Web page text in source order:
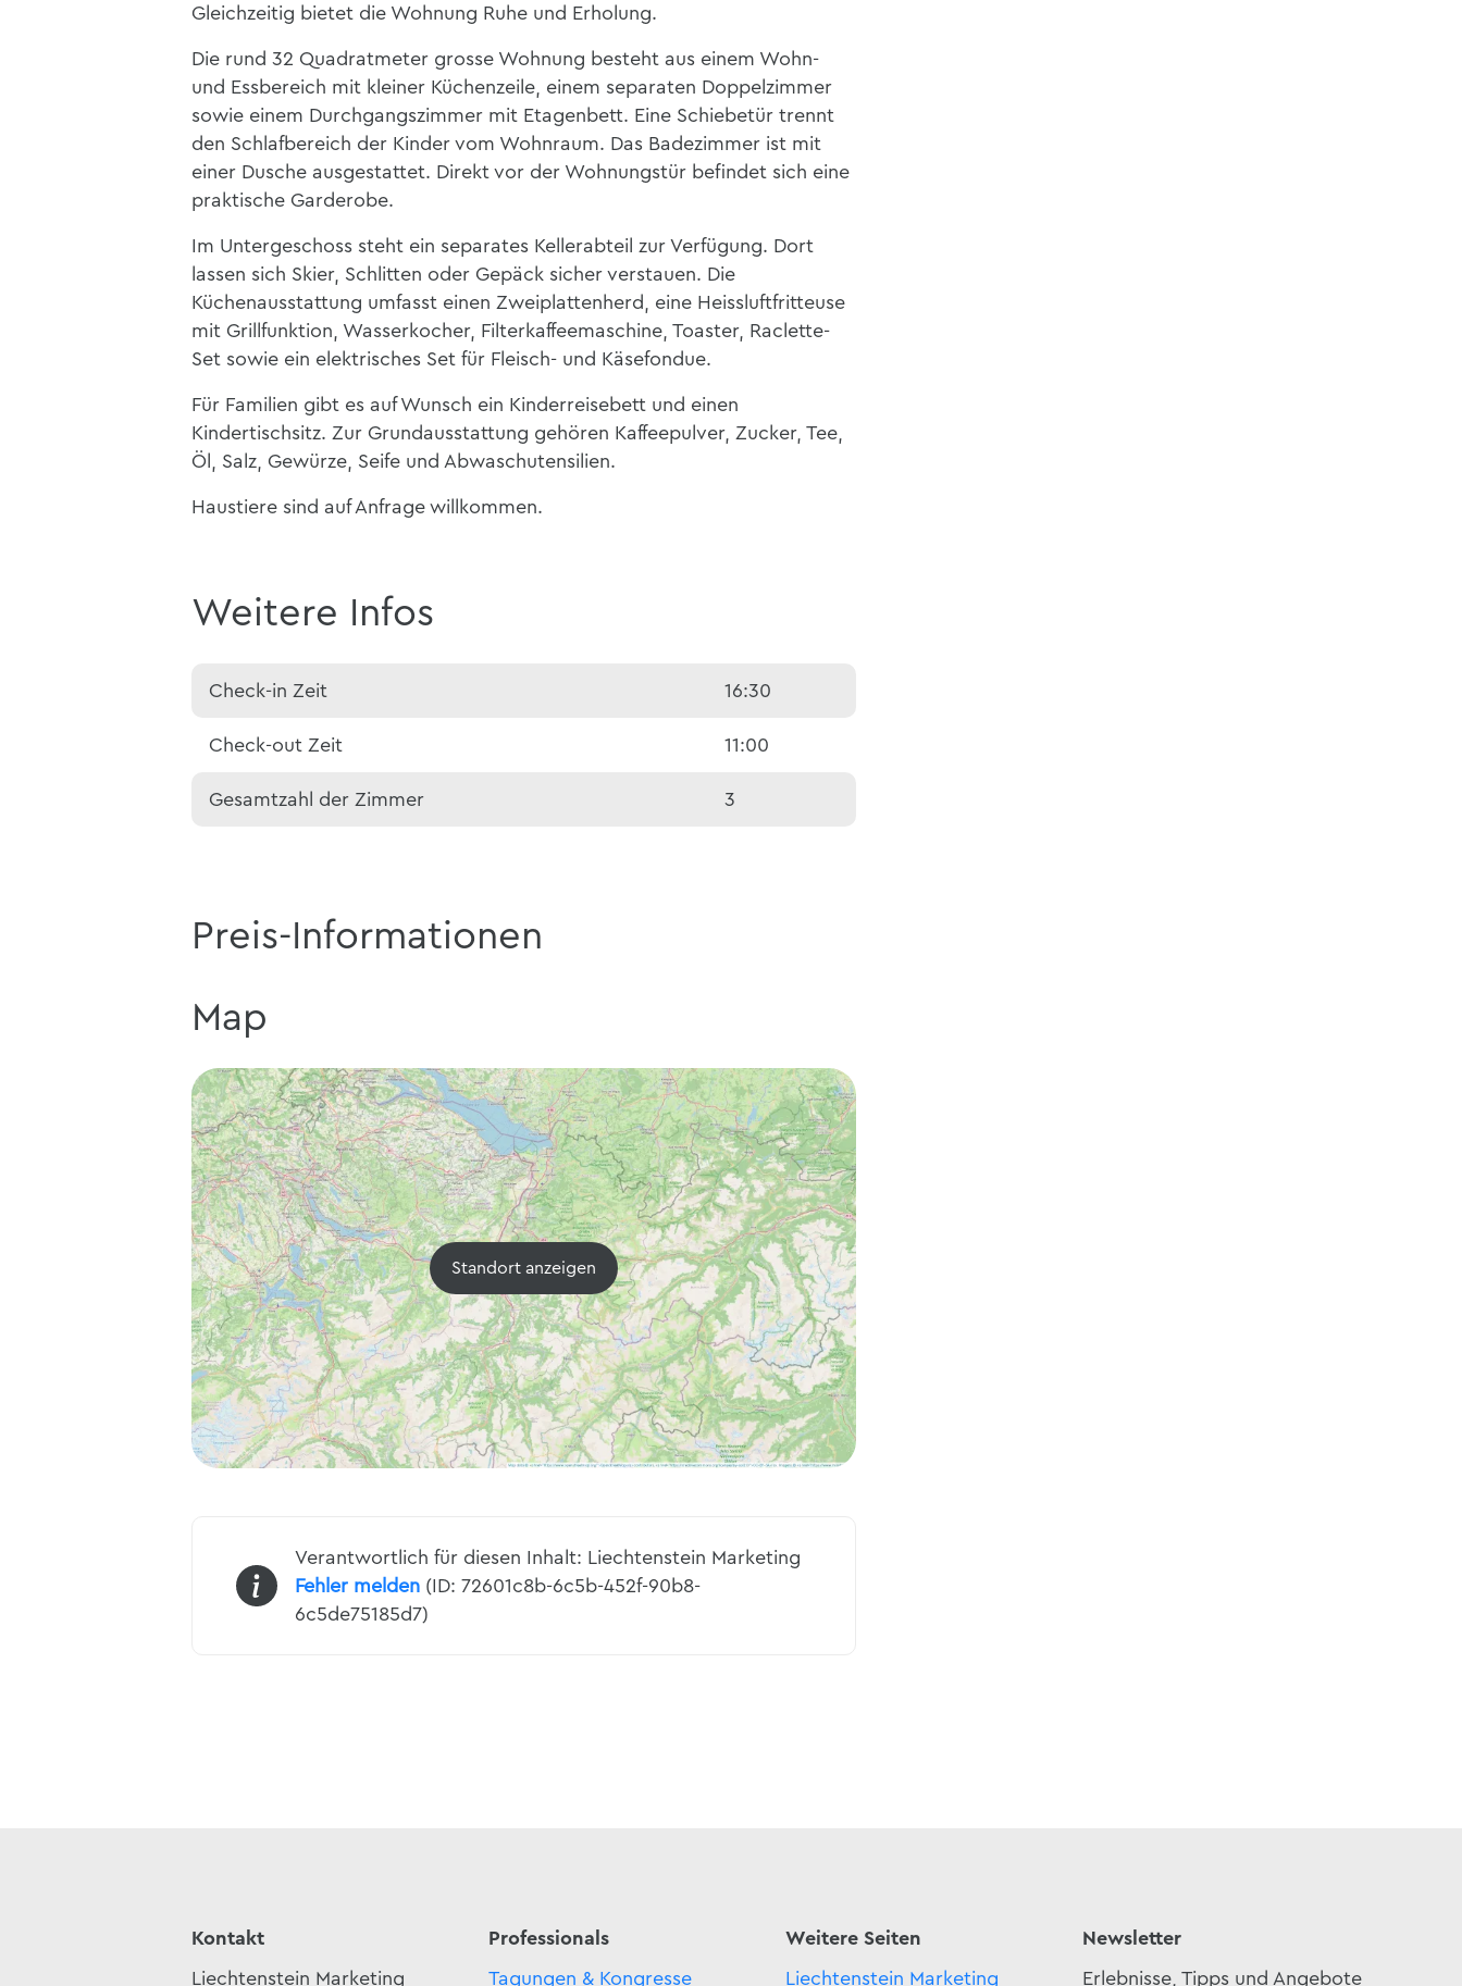
Gleichzeitig bietet die Wohnung Ruhe und Erholung.
Die rund 32 Quadratmeter grosse Wohnung besteht aus einem Wohn-
und Essbereich mit kleiner Küchenzeile, einem separaten Doppelzimmer
sowie einem Durchgangszimmer mit Etagenbett. Eine Schiebetür trennt
den Schlafbereich der Kinder vom Wohnraum. Das Badezimmer ist mit
einer Dusche ausgestattet. Direkt vor der Wohnungstür befindet sich eine
praktische Garderobe.
Im Untergeschoss steht ein separates Kellerabteil zur Verfügung. Dort
lassen sich Skier, Schlitten oder Gepäck sicher verstauen. Die
Küchenausstattung umfasst einen Zweiplattenherd, eine Heissluftfritteuse
mit Grillfunktion, Wasserkocher, Filterkaffeemaschine, Toaster, Raclette-
Set sowie ein elektrisches Set für Fleisch- und Käsefondue.
Für Familien gibt es auf Wunsch ein Kinderreisebett und einen
Kindertischsitz. Zur Grundausstattung gehören Kaffeepulver, Zucker, Tee,
Öl, Salz, Gewürze, Seife und Abwaschutensilien.
Haustiere sind auf Anfrage willkommen.
Weitere Infos
Check-in Zeit 16:30
Check-out Zeit 11:00
Gesamtzahl der Zimmer 3
Preis-Informationen
Map
Standort anzeigen
Verantwortlich für diesen Inhalt: Liechtenstein Marketing
Fehler melden (ID: 72601c8b-6c5b-452f-90b8-
6c5de75185d7)
Kontakt
Liechtenstein Marketing
Professionals
Tagungen & Kongresse
Weitere Seiten
Liechtenstein Marketing
Newsletter
Erlebnisse, Tipps und Angebote